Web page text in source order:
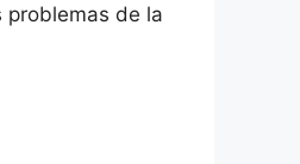
problemas de la